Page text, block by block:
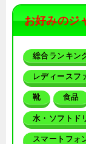
お好みのジ
総合ランキン
レディースフ
靴 食品
水・ソフトド
スマートフォ